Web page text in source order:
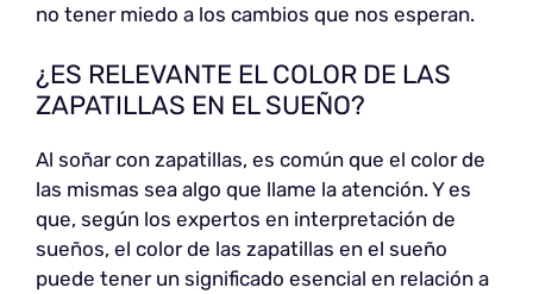
no tener miedo a los cambios que nos esperan.
¿ES RELEVANTE EL COLOR DE LAS
ZAPATILLAS EN EL SUEÑO?
Al soñar con zapatillas, es común que el color de
las mismas sea algo que llame la atención. Y es
que, según los expertos en interpretación de
sueños, el color de las zapatillas en el sueño
puede tener un significado esencial en relación a